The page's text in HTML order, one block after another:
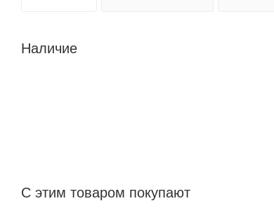
Наличие
С этим товаром покупают